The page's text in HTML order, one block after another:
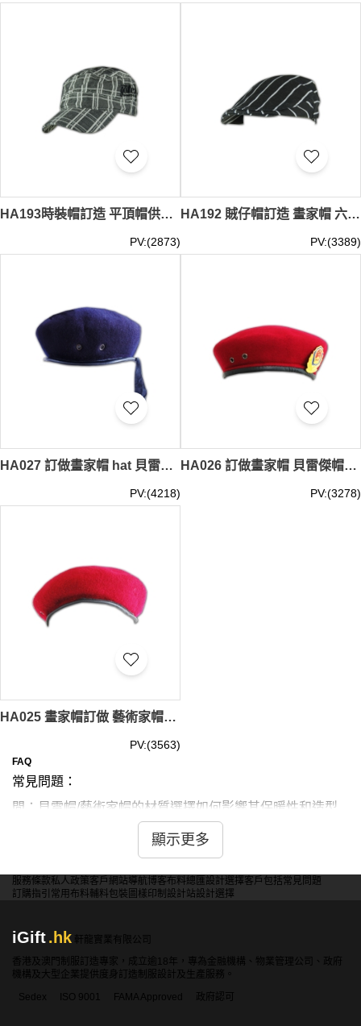
HA193時裝帽訂造 平頂帽供應商 香港專門店 時裝帽批發
PV:(2873)
HA192 賊仔帽訂造 畫家帽 六角帽設計 八角帽製作 香港專門店 法國帽
PV:(3389)
HA027 訂做畫家帽 hat 貝雷帽 DIY畫家帽 造貝雷帽 香港公司 中心 香港警察 類型 貝雷帽
PV:(4218)
HA026 訂做畫家帽 貝雷傑帽訂製 批發帽 香港警察 類型 貝雷帽
PV:(3278)
HA025 畫家帽訂做 藝術家帽訂購 貝雷帽設計 貝雷帽款式 公司 點襯 點帶 香港警察 類型 貝雷帽
PV:(3563)
FAQ
常見問題：
問：貝雷帽/藝術家帽的材質選擇如何影響其保暖性和造型
答：羊毛氈保暖性好但可能不透氣。棉質透氣舒適但保暖性
合和個人風格，考慮保暖需求和外觀效果。
問：貝雷帽/藝術家帽的尺寸設計對不同髮型和頭型的適應
性如何？
答：標準尺寸適合大多數人。可調節設計增加靈活性。過大
尺寸營造慵懶風格。選擇時需考慮個人頭圍、髮量和佩戴習
顯示更多
服務條款私人政策客戶 網站導航博客布料總匯設計選擇客戶包括常見問題
訂購指引 常用布料輔料包裝 圖樣印制 設計站設計選擇
iGift.hk
軒龍實業有限公司
香港及澳門制服訂造專家，成立逾18年，專為金融機構、物業管理公司、政府
機構及大型企業提供度身訂造制服設計及生產服務。
Sedex
ISO 9001 FAMA Approved 政府認可